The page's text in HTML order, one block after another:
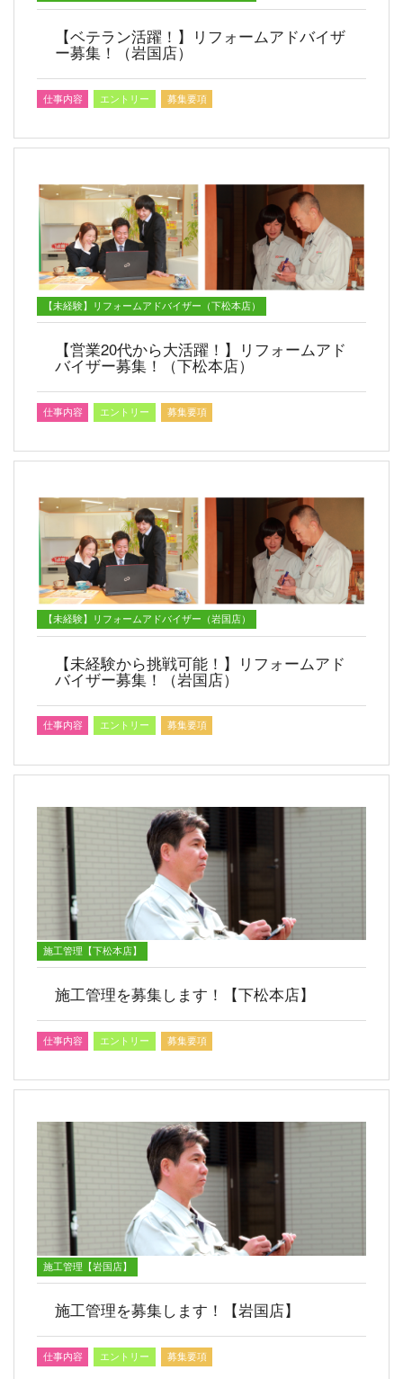
【ベテラン活躍！】リフォームアドバイザ
ー募集！（岩国店）
仕事内容 エントリー 募集要項
【未経験】リフォームアドバイザー（下松本店）
【営業20代から大活躍！】リフォームアド
バイザー募集！（下松本店）
仕事内容 エントリー 募集要項
【未経験】リフォームアドバイザー（岩国店）
【未経験から挑戦可能！】リフォームアド
バイザー募集！（岩国店）
仕事内容 エントリー 募集要項
施工管理【下松本店】
施工管理を募集します！【下松本店】
仕事内容 エントリー 募集要項
施工管理【岩国店】
施工管理を募集します！【岩国店】
仕事内容 エントリー 募集要項